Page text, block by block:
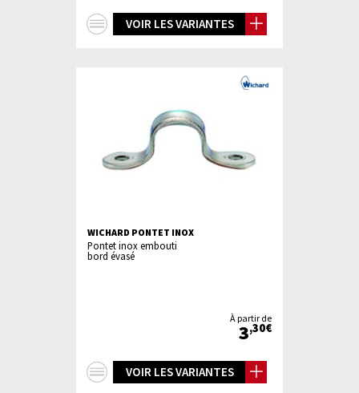
VOIR LES VARIANTES
WICHARD PONTET INOX
Pontet inox embouti
bord évasé
À partir de
3,30€
VOIR LES VARIANTES